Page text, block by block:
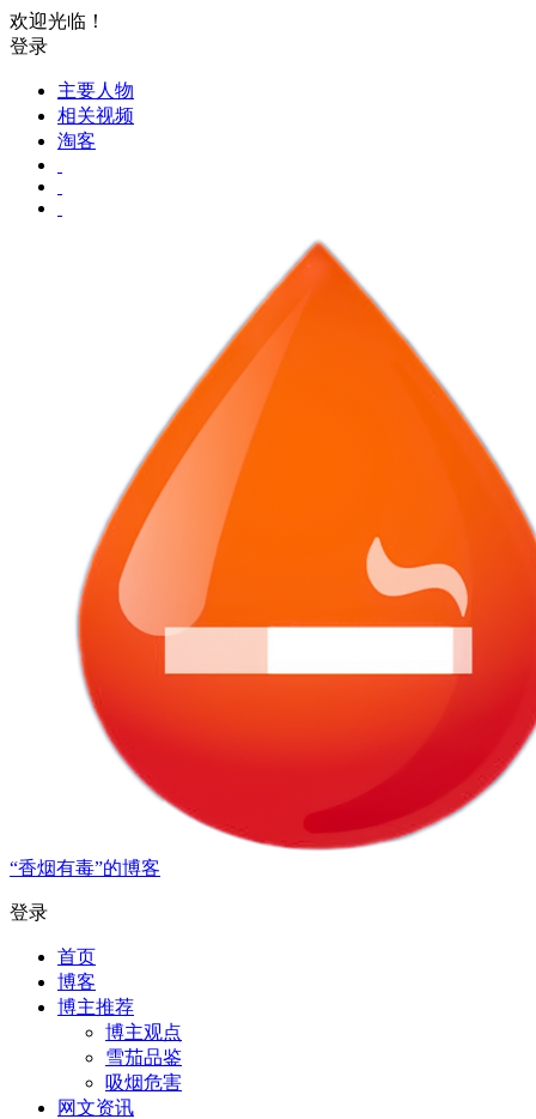
欢迎光临！
登录
主要人物
相关视频
淘客
“香烟有毒”的博客
登录
首页
博客
博主推荐
博主观点
雪茄品鉴
吸烟危害
网文资讯